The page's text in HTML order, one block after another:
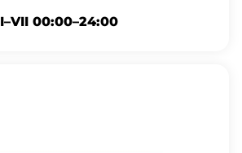
I–VII 00:00–24:00